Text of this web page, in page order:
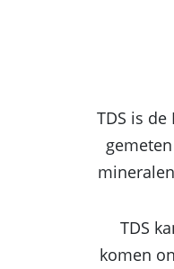
TDS is
TDS
komen